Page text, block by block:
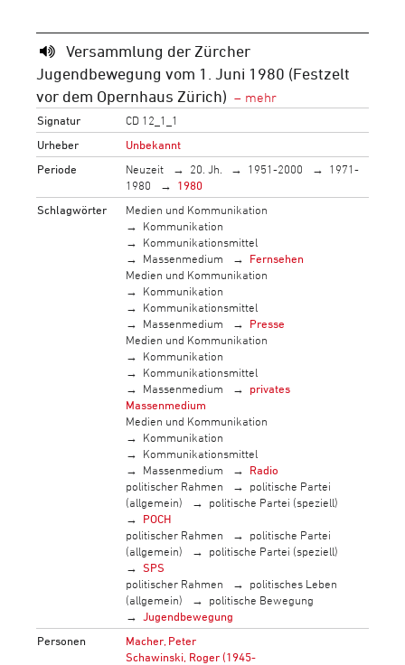
Versammlung der Zürcher
Jugendbewegung vom 1. Juni 1980 (Festzelt
vor dem Opernhaus Zürich)
Signatur
CD 12_1_1
Urheber
Unbekannt
Periode
Neuzeit 20. Jh. 1951-2000
1971-
1980
1980
Schlagwörter
Medien und Kommunikation
Kommunikation
Kommunikationsmittel
Massenmedium
Fernsehen
Medien und Kommunikation
Kommunikation
Kommunikationsmittel
Massenmedium
Presse
Medien und Kommunikation
Kommunikation
Kommunikationsmittel
Massenmedium
privates
Massenmedium
Medien und Kommunikation
Kommunikation
Kommunikationsmittel
Massenmedium
Radio
politischer Rahmen
politische Partei
(allgemein)
politische Partei (speziell)
POCH
politischer Rahmen
politische Partei
(allgemein)
politische Partei (speziell)
SPS
politischer Rahmen
politisches Leben
(allgemein)
politische Bewegung
Jugendbewegung
Personen
Macher, Peter
Schawinski, Roger (1945-